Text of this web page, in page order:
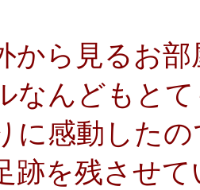
から見るお
なんどもと
に感動した
跡を残させ